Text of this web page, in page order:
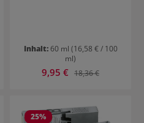
Inhalt: 60 ml (16,58 € / 100
ml)
Verkaufspreis:
9,95 € Regulärer Preis:
18,36 €
25%